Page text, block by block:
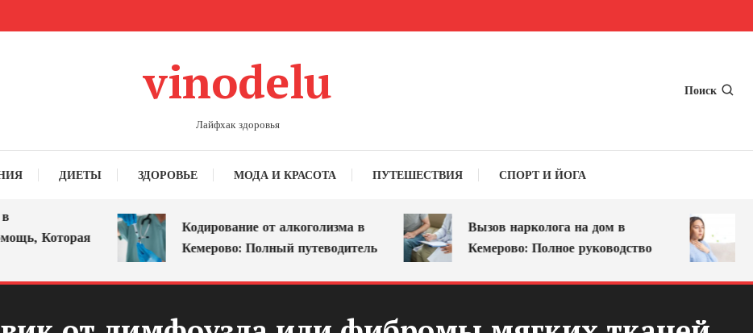
vinodelu
Лайфхак здоровья
Поиск
ДИЕТЫ ЗДОРОВЬЕ МОДА И КРАСОТА ПУТЕШЕСТВИЯ СПОРТ И ЙОГА
Которая
Кодирование от алкоголизма в
Кемерово: Полный путеводитель
Вызов нарколога на дом в
Кемерово: Полное руководство